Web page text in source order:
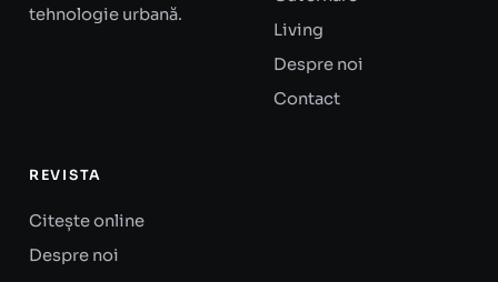
tehnologie urbană.
Living
Despre noi
Contact
REVISTA
Citește online
Despre noi